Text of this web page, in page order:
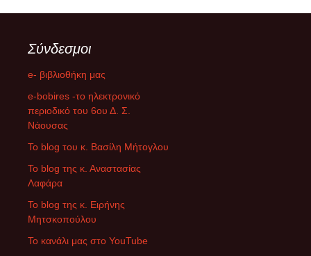
Σύνδεσμοι
e- βιβλιοθήκη μας
e-bobires -το ηλεκτρονικό
περιοδικό του 6ου Δ. Σ.
Νάουσας
To blog του κ. Βασίλη Μήτογλου
Το blog της κ. Αναστασίας
Λαφάρα
Το blog της κ. Ειρήνης
Μητσκοπούλου
Το κανάλι μας στο YouTube